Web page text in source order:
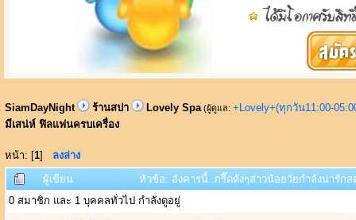
SiamDayNight ร้านสปา Lovely Spa (ผู้ดูแล: +Lovely+(ทุกวัน11:00-
มีเสน่ห์ ฟิลแฟนครบเครื่อง
หน้า: [1] ลงล่าง
ผู้เขียน
หัวข้อ: อังคารนี้..กรี๊ดดังๆสาวน้อยวัยกำลังน่ารัก
0 สมาชิก และ 1 บุคคลทั่วไป กำลังดูอยู่